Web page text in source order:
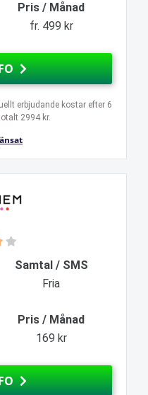
Pris / Månad
fr. 499 kr
erbjudande kostar efter 6
2994 kr.
Samtal / SMS
Fria
Pris / Månad
169 kr